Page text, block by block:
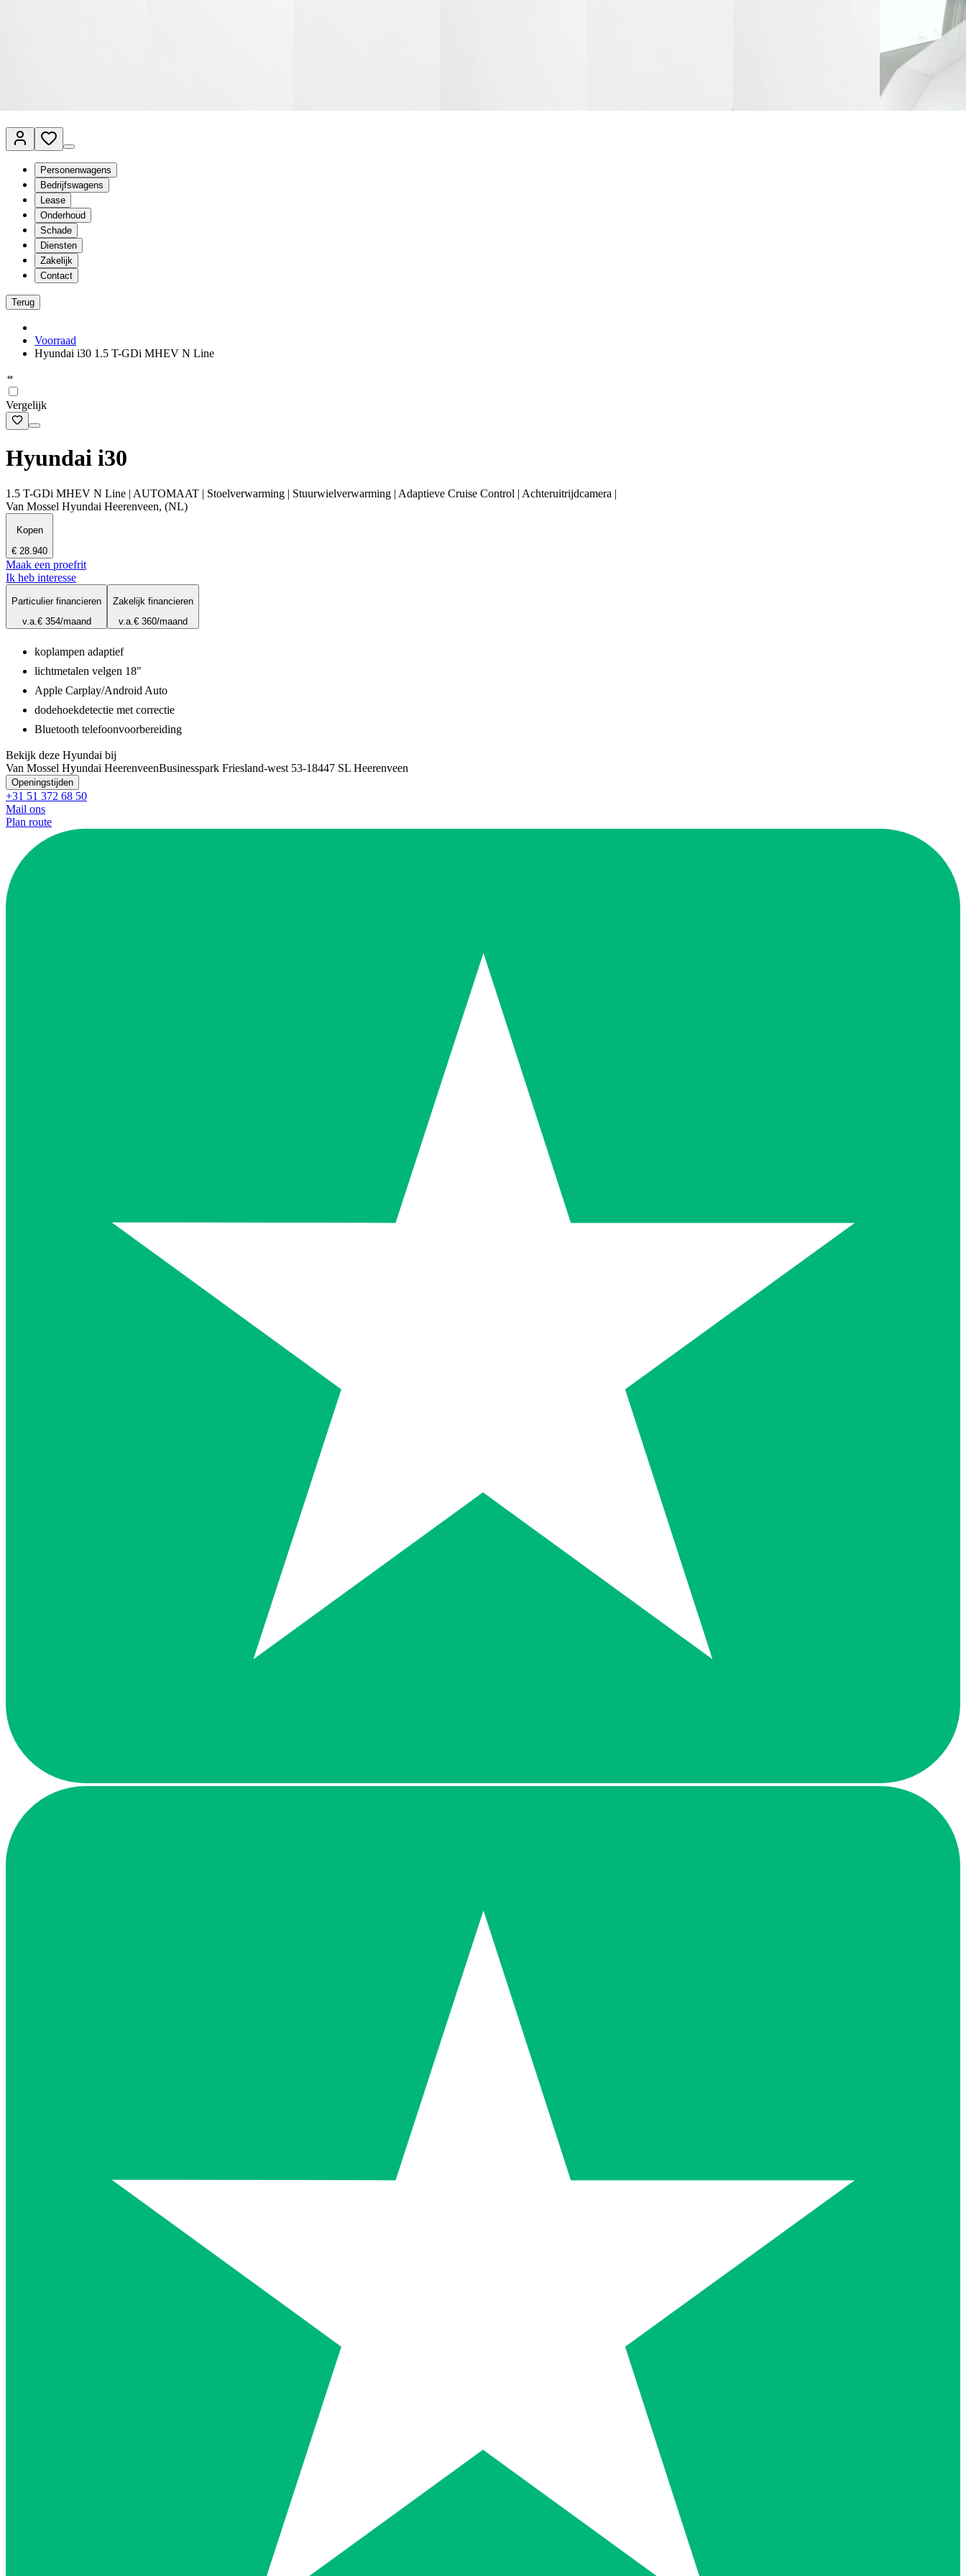
Personenwagens
Bedrijfswagens
Lease
Onderhoud
Schade
Diensten
Zakelijk
Contact
Terug
Voorraad
Hyundai i30 1.5 T-GDi MHEV N Line
Vergelijk
Hyundai i30
1.5 T-GDi MHEV N Line | AUTOMAAT | Stoelverwarming | Stuurwielverwarming | Adaptieve Cruise Control | Achteruitrijdcamera |
Van Mossel Hyundai Heerenveen, (NL)
Kopen
€ 28.940
Maak een proefrit
Ik heb interesse
Particulier financieren
v.a.€ 354/maand
Zakelijk financieren
v.a.€ 360/maand
koplampen adaptief
lichtmetalen velgen 18"
Apple Carplay/Android Auto
dodehoekdetectie met correctie
Bluetooth telefoonvoorbereiding
Bekijk deze Hyundai bij
Van Mossel Hyundai HeerenveenBusinesspark Friesland-west 53-18447 SL Heerenveen
Openingstijden
+31 51 372 68 50
Mail ons
Plan route